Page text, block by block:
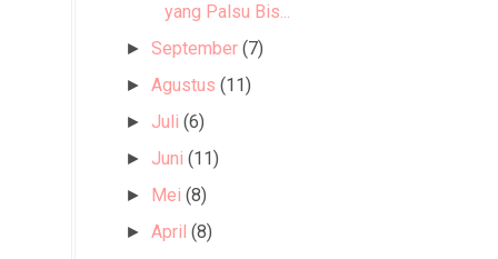
yang Palsu Bis...
►September (7)
►Agustus (11)
► Juli (6)
► Juni (11)
► Mei (8)
►April (8)